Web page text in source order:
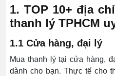
1. TOP 10+ địa
thanh lý TPHCM
1.1 Cửa hàng, đại lý
Mua thanh lý tại cửa hàng,
dành cho bạn. Thực tế cho